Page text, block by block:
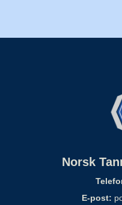
Norsk
E-post: